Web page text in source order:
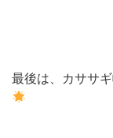
最後は、カササ